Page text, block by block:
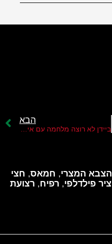
הבא
ביידן לא רוצה מלחמה עם איראן
הצבא המצרי, חמאס, חצי
ציר פילדלפי, רפיח, רצועת